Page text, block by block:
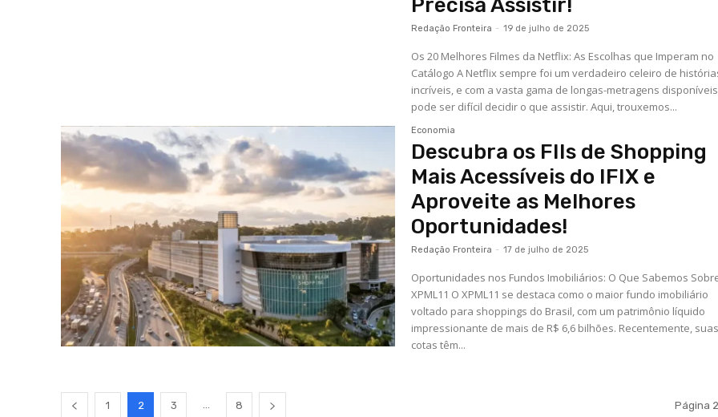
Precisa Assistir!
Redação Fronteira - 19 de julho de 2025
Os 20 Melhores Filmes da Netflix: As Escolhas que Imperam no
Catálogo A Netflix sempre foi um verdadeiro celeiro de
incríveis, e com a vasta gama de longas-metragens
pode ser difícil decidir o que assistir. Aqui, trouxemos...
Economia
Descubra os FIIs de Shopping
Mais Acessíveis do IFIX e
Aproveite as Melhores
Oportunidades!
Redação Fronteira - 17 de julho de 2025
Oportunidades nos Fundos Imobiliários: O Que Sabemos
XPML11 O XPML11 se destaca como o maior fundo imobiliário
voltado para shoppings do Brasil, com um patrimônio líquido
impressionante de mais de R$ 6,6 bilhões. Recentemente, suas
cotas têm...
1 2 3 8 Página